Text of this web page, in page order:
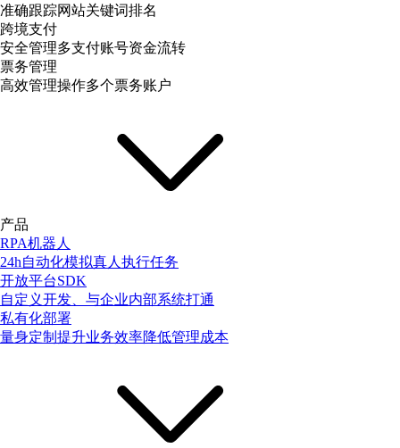
准确跟踪网站关键词排名
跨境支付
安全管理多支付账号资金流转
票务管理
高效管理操作多个票务账户
产品
RPA机器人
24h自动化模拟真人执行任务
开放平台SDK
自定义开发、与企业内部系统打通
私有化部署
量身定制提升业务效率降低管理成本